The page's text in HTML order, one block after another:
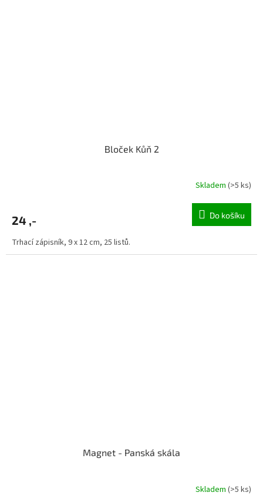
Bloček Kůň 2
Skladem (>5 ks)
24 ,- Do košíku
Trhací zápisník, 9 x 12 cm, 25 listů.
Magnet - Panská skála
Skladem (>5 ks)